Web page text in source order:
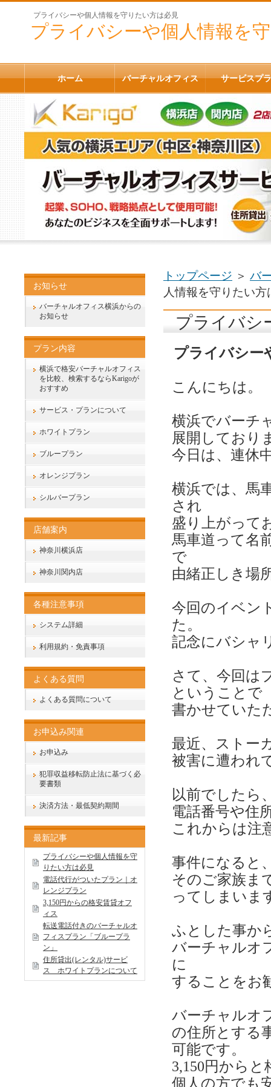
プライバシーや個人情報を守りたい方は必見
プライバシーや個人情報を
トップページ ＞ バ
人情報を守りたい方
プライバシ
プライバシー
こんにちは。
横浜でバーチ
展開しており
今日は、連休
横浜では、馬
され
盛り上がって
馬車道って名
で
由緒正しき場
今回のイベン
た。
記念にバシャ
さて、今回は
ということで
書かせていた
最近、ストー
被害に遭われ
以前でしたら
電話番号や住
これからは注
事件になると
そのご家族ま
ってしまいま
ふとした事か
バーチャルオ
に
することをお
バーチャルオ
の住所とする
可能です。
3,150円から
個人の方でも
お知らせ
バーチャルオフィス横浜からの
お知らせ
プラン内容
横浜で格安バーチャルオフィス
を比較、検索するならKarigoが
おすすめ
サービス・プランについて
ホワイトプラン
ブループラン
オレンジプラン
シルバープラン
店舗案内
神奈川横浜店
神奈川関内店
各種注意事項
システム詳細
利用規約・免責事項
よくある質問
よくある質問について
お申込み関連
お申込み
犯罪収益移転防止法に基づく必
要書類
決済方法・最低契約期間
最新記事
プライバシーや個人情報を守
りたい方は必見
電話代行がついたプラン｜オ
レンジプラン
3,150円からの格安賃貸オフ
ィス
転送電話付きのバーチャルオ
フィスプラン「ブループラ
ン」
住所貸出(レンタル)サービ
ス ホワイトプランについて
ホーム バーチャルオフィス サービスプ